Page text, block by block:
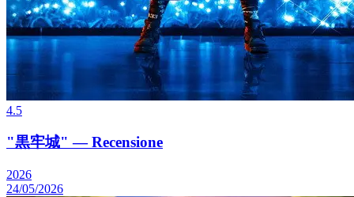
4.5
"黒牢城" — Recensione
2026
24/05/2026